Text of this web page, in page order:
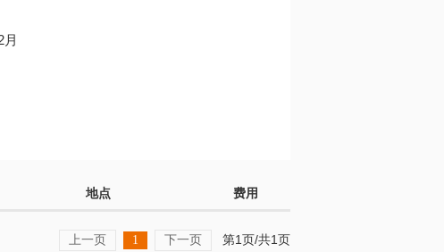
月
地点 费用
上一页 1 下一页 第1页/共1页